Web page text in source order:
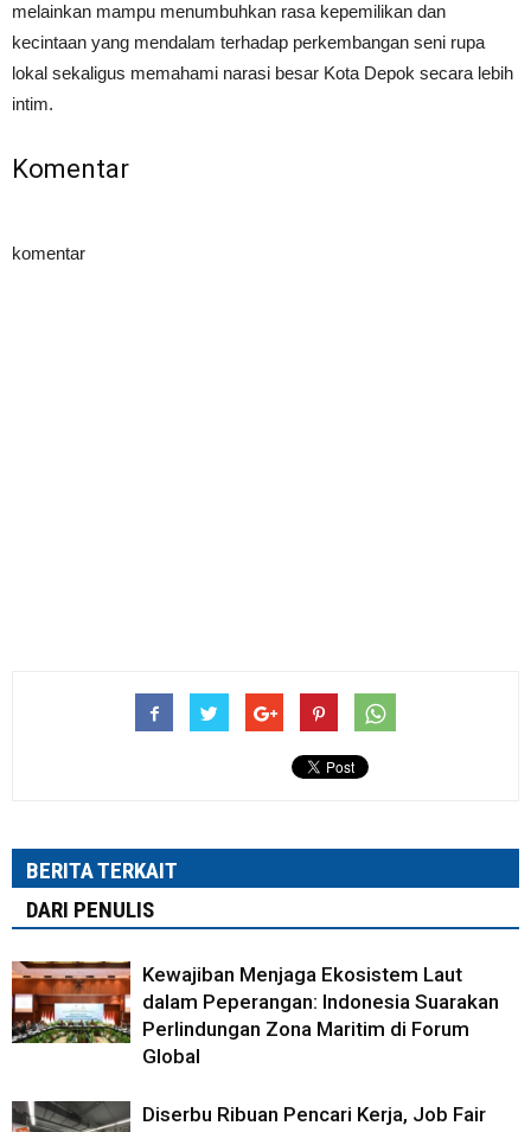
melainkan mampu menumbuhkan rasa kepemilikan dan
kecintaan yang mendalam terhadap perkembangan seni rupa
lokal sekaligus memahami narasi besar Kota Depok secara lebih
intim.
Komentar
komentar
BERITA TERKAIT
DARI PENULIS
Kewajiban Menjaga Ekosistem Laut
dalam Peperangan: Indonesia Suarakan
Perlindungan Zona Maritim di Forum
Global
Diserbu Ribuan Pencari Kerja, Job Fair